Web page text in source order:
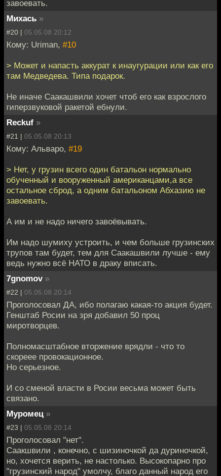
завоевать.
Михась »
#20 | 05.05.08 20:12
Кому: Uriman, #10
> Может и напасть аккурат к инаугурации или как его
там Медведева. Типа подарок.
Не иначе Саакашвили хочет чтоб его как взрослого
гиперзвуковой ракетой ебнули.
Reckuf »
#21 | 05.05.08 20:13
Кому: Альваро, #19
> Нет, у грузин всего один батальон нормально
обученный и вооруженный американцами,а все
остальное сброд, а одним батальоном Абхазию не
завоевать.
А им и не надо ничего завоёвывать.
Им надо шумиху устроить, и чем больше грузинских
трупов там будет, тем для Саакашвили лучше - ему
ведь нужно всё НАТО в драку вписать.
7gnomov »
#22 | 05.05.08 20:14
Проголосовал ДА, ибо полагаю какая-то акция будет.
Генштаб Росии на зря добавил 50 проц
миротворцев.
Полномасштабное вторжение врядли - что то
скореее провокационное.
Но серьезное.
И со сменой власти в Росии весьма может быть
связано.
Муромец »
#23 | 05.05.08 20:14
Проголосовал "нет".
Саакшвили , конечно, с шизиночкой да дуриночкой,
но, хочется верить, не настолько. Высокопарно про
"грузинский народ" умолчу, благо данный народ его